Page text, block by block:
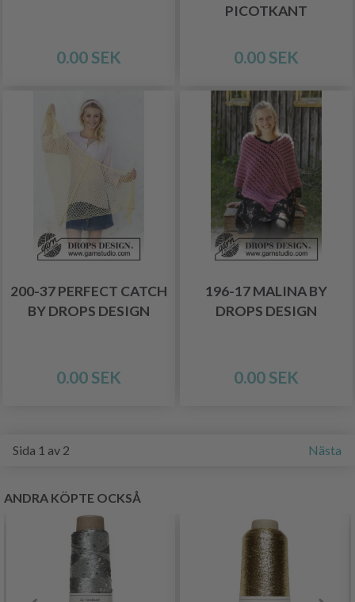
0.00 SEK
PICOTKANT
0.00 SEK
200-37 PERFECT CATCH
BY DROPS DESIGN
0.00 SEK
196-17 MALINA BY
DROPS DESIGN
0.00 SEK
Sida 1 av 2 Nästa
ANDRA KÖPTE OCKSÅ